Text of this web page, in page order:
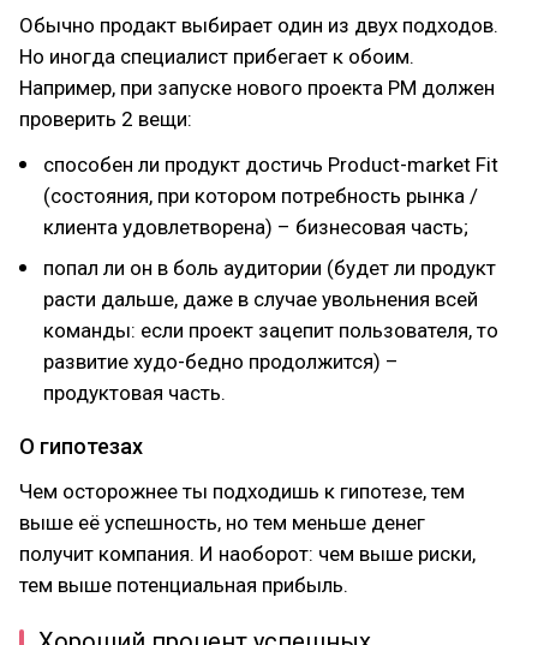
Обычно продакт выбирает один из двух подходов.
Но иногда специалист прибегает к обоим.
Например, при запуске нового проекта PM должен
проверить 2 вещи:
способен ли продукт достичь Product-market Fit
(состояния, при котором потребность рынка /
клиента удовлетворена) – бизнесовая часть;
попал ли он в боль аудитории (будет ли продукт
расти дальше, даже в случае увольнения всей
команды: если проект зацепит пользователя, то
развитие худо-бедно продолжится) –
продуктовая часть.
О гипотезах
Чем осторожнее ты подходишь к гипотезе, тем
выше её успешность, но тем меньше денег
получит компания. И наоборот: чем выше риски,
тем выше потенциальная прибыль.